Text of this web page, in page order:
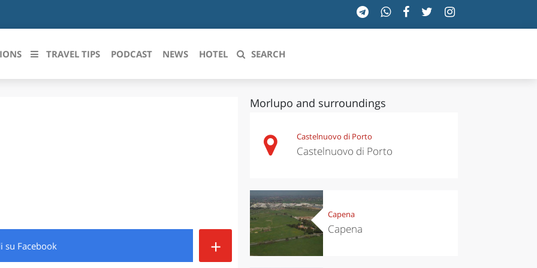
ROMAGNA PIEMONTE
TOSCANA
UMBRIA
VALLE D'AOSTA
VENETO
TRAVEL TIPS PODCAST NEWS HOTEL SEARCH
su Facebook +
Morlupo and surroundings
Castelnuovo di Porto
Castelnuovo di Porto
Capena
Capena